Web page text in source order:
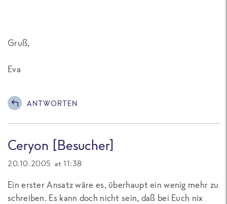
Gruß,
Eva
ANTWORTEN
Ceryon [Besucher]
20.10.2005 at 11:38
Ein erster Ansatz wäre es, überhaupt ein wenig mehr zu
schreiben. Es kann doch nicht sein, daß bei Euch nix